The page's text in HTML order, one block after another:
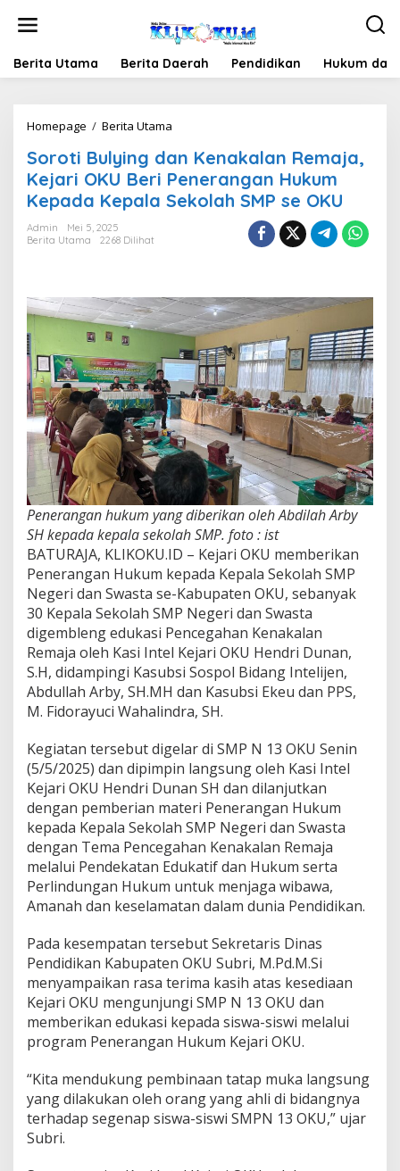
Berita Utama Berita Daerah Pendidikan Hukum
Homepage / Berita Utama
dan
Kenakalan
Remaja,
Kejari
Kepala
Sekolah
SMP
se
OKU
Soroti Bulying dan Kenakalan Remaja,
Kejari OKU Beri Penerangan Hukum
Kepada Kepala Sekolah SMP se OKU
Admin
Mei 5, 2025
Berita Utama
2268 Dilihat
Penerangan hukum yang diberikan oleh Abdilah Arby
SH kepada kepala sekolah SMP. foto : ist
BATURAJA, KLIKOKU.ID – Kejari OKU memberikan
Penerangan Hukum kepada Kepala Sekolah SMP
Negeri dan Swasta se-Kabupaten OKU, sebanyak
30 Kepala Sekolah SMP Negeri dan Swasta
digembleng edukasi Pencegahan Kenakalan
Remaja oleh Kasi Intel Kejari OKU Hendri Dunan,
S.H, didampingi Kasubsi Sospol Bidang Intelijen,
Abdullah Arby, SH.MH dan Kasubsi Ekeu dan PPS,
M. Fidorayuci Wahalindra, SH.
Kegiatan tersebut digelar di SMP N 13 OKU Senin
(5/5/2025) dan dipimpin langsung oleh Kasi Intel
Kejari OKU Hendri Dunan SH dan dilanjutkan
dengan pemberian materi Penerangan Hukum
kepada Kepala Sekolah SMP Negeri dan Swasta
dengan Tema Pencegahan Kenakalan Remaja
melalui Pendekatan Edukatif dan Hukum serta
Perlindungan Hukum untuk menjaga wibawa,
Amanah dan keselamatan dalam dunia Pendidikan.
Pada kesempatan tersebut Sekretaris Dinas
Pendidikan Kabupaten OKU Subri, M.Pd.M.Si
menyampaikan rasa terima kasih atas kesediaan
Kejari OKU mengunjungi SMP N 13 OKU dan
memberikan edukasi kepada siswa-siswi melalui
program Penerangan Hukum Kejari OKU.
“Kita mendukung pembinaan tatap muka langsung
yang dilakukan oleh orang yang ahli di bidangnya
terhadap segenap siswa-siswi SMPN 13 OKU,” ujar
Subri.